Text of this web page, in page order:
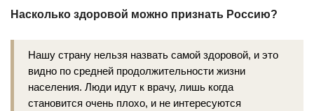
Насколько здоровой можно признать Россию?
Нашу страну нельзя назвать самой здоровой, и это
видно по средней продолжительности жизни
населения. Люди идут к врачу, лишь когда
становится очень плохо, и не интересуются